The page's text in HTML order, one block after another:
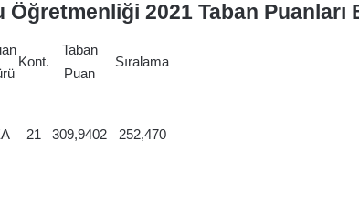
2021 Taban Puanları
Kont.
Taban
Puan
Sıralama
21 309,9402 252,470